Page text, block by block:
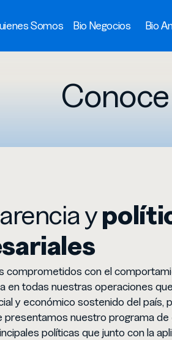
Somos Bio Negocios Bio
Conoce
y
comprometidos con el
en todas nuestras operaciones
y económico sostenido del país,
presentamos nuestro programa de
políticas que junto con la